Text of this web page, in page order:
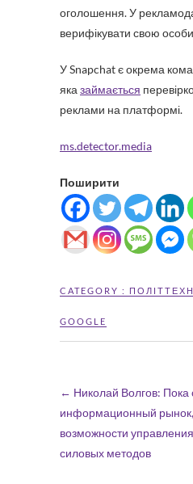
оголошення. У
верифікувати свою
У Snapchat є окрема
яка займається
реклами на платформі.
ms.detector.media
Поширити
CATEGORY :
GOOGLE
← Николай Волгов: Пока
информационный
возможности
силовых методов